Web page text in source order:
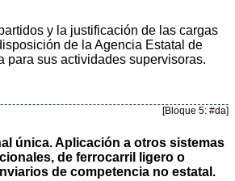
y la justificación de las cargas
de la Agencia Estatal de
para sus actividades supervisoras.
[Bloque 5: #da]
única. Aplicación a otros sistemas
de ferrocarril ligero o
de competencia no estatal.